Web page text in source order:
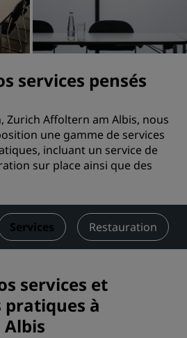
services pensés
Zurich Affoltern am Albis, nous
une gamme de services
incluant un service de
sur place ainsi que des
Services Restauration
services et
à